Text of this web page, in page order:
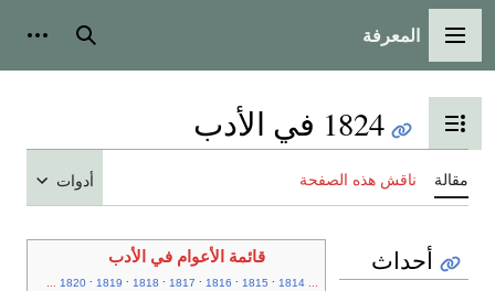
القائمة الرئيسية
المعرفة بحث
تبديل عرض جدول المحتويات
1824 في الأدب
مقالة ناقش هذه الصفحة أدوات
قائمة الأعوام في الأدب
...
1814
1815
1816
1817
1818
1819
1820
...
أحداث